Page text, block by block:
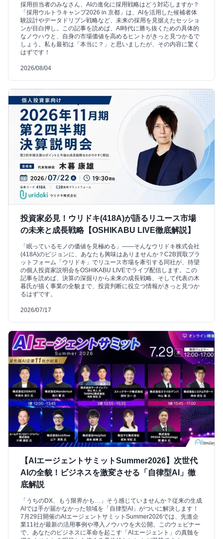
採用担当者のみなさん、AIの進化に採用戦略はどう対応しますか？
「採用ウルトラキャンプ2026 in 京都」は、AIを活用した候補者体
験設計やデータドリブン戦略など、未来の採用を見据えたセッショ
ンが目白押し。この記事を読めば、AI時代に勝ち抜くための具体的
なノウハウと、自身の市場価値を高めるヒントがきっと見つかるで
しょう。私も最初は「本当に？」と思いましたが、その内容に驚く
はずです！
2026/08/04
投資家必見！ウリドキ(418A)が語るリユース市場
の未来と成長戦略【OSHIKABU LIVE徹底解説】
「眠っているモノの価値を見極める」――そんなウリドキ株式会社
(418A)のビジョンに、あなたも興味はありませんか？C2B買取プラ
ットフォーム「ウリドキ」でリユース市場を牽引する同社が、待望
の個人投資家説明会をOSHIKABU LIVEでライブ配信します。この
記事を読めば、決算の深掘りから未来の成長戦略、そして代表の木
暮氏が描く事業の全貌まで、投資判断に役立つ情報がきっと見つか
るはずです。
2026/07/17
【AIエージェントサミットSummer2026】次世代
AIの全貌！ビジネスを激変させる「自律型AI」徹
底解説
「うちのDX、もう限界かも…」そう感じていませんか？従来の生成
AIでは手が届かなかった領域を「自律型AI」がついに解決します！
7月29日開催のAIエージェントサミットSummer2026では、先進企
業11社が最新の活用事例や導入ノウハウを大公開。このウェビナー
で、あなたのビジネスに革命を起こす「AIエージェント」の真髄を